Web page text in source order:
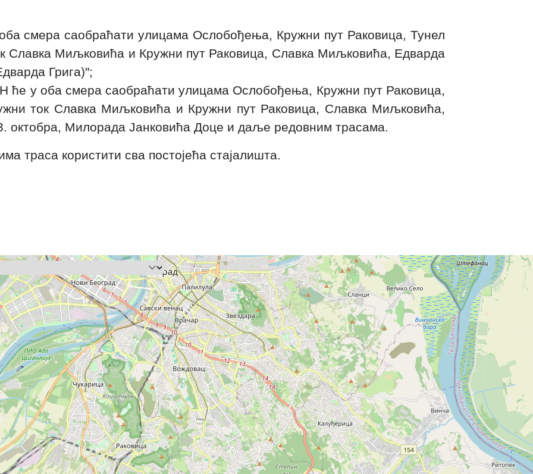
смера саобраћати улицама Ослобођења, Кружни пут Раковица, Тунел
Славка Миљковића и Кружни пут Раковица, Славка Миљковића, Едварда
Грига)";
ће у оба смера саобраћати улицама Ослобођења, Кружни пут Раковица,
ток Славка Миљковића и Кружни пут Раковица, Славка Миљковића,
октобра, Милорада Јанковића Доце и даље редовним трасама.
траса користити сва постојећа стајалишта.